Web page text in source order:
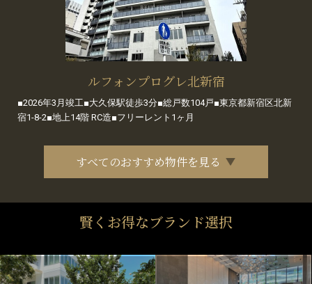
ルフォンプログレ北新宿
■2026年3月竣工■大久保駅徒歩3分■総戸数104戸■東京都新宿区北新
宿1-8-2■地上14階 RC造■フリーレント1ヶ月
すべてのおすすめ物件を見る
賢くお得なブランド選択